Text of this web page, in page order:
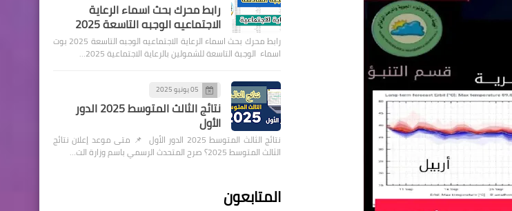
رابط محرك بحث اسماء الرعاية
الاجتماعيه الوجبه التاسعة 2025
رابط محرك بحث اسماء الرعاية الاجتماعيه الوجبه التاسعة 2025 بوت
اسماء الوجبة التاسعة للشمولين بالرعاية الاجتماعية 2025…
05 يونيو 2025
نتائج الثالث المتوسط 2025 الدور
الأول
نتائج الثالث المتوسط 2025 الدور الأول 📌 متى موعد إعلان نتائج
الثالث المتوسط 2025؟ صرح المتحدث الرسمي باسم وزارة الت…
المتابعون